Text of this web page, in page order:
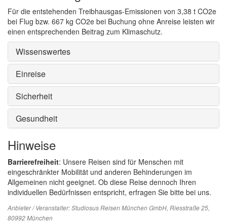
Für die entstehenden Treibhausgas-Emissionen von 3,38 t CO2e
bei Flug bzw. 667 kg CO2e bei Buchung ohne Anreise leisten wir
einen entsprechenden Beitrag zum Klimaschutz.
Wissenswertes
Einreise
Sicherheit
Gesundheit
Hinweise
Barrierefreiheit: Unsere Reisen sind für Menschen mit
eingeschränkter Mobilität und anderen Behinderungen im
Allgemeinen nicht geeignet. Ob diese Reise dennoch Ihren
individuellen Bedürfnissen entspricht, erfragen Sie bitte bei uns.
Anbieter / Veranstalter:Studiosus Reisen München GmbH, Riesstraße 25,
80992 München